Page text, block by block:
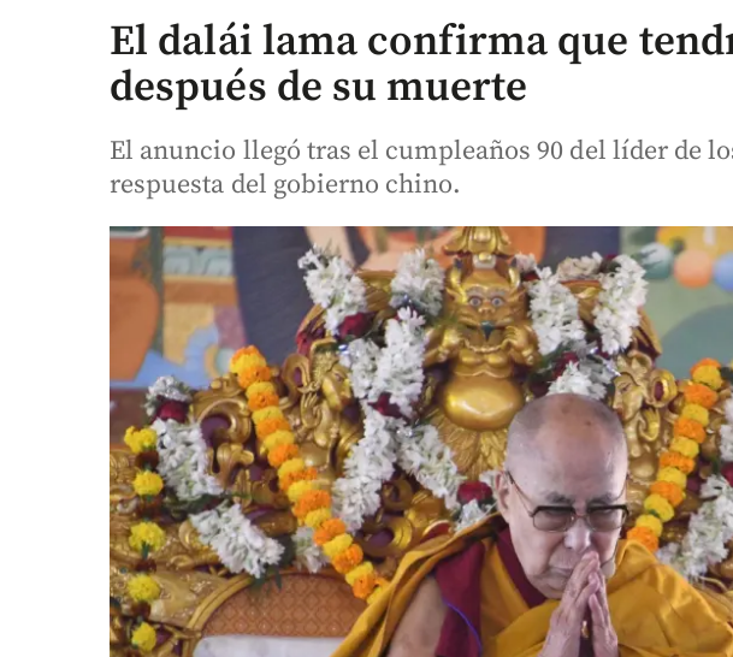
El dalái lama confirma que
después de su muerte
El anuncio llegó tras el cumpleaños 90 del líder de
respuesta del gobierno chino.